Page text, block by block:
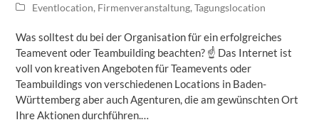
Eventlocation, Firmenveranstaltung,Tagungslocation
Was solltest du bei der Organisation für ein erfolgreiches
Teamevent oder Teambuilding beachten? ☝ Das Internet ist
voll von kreativen Angeboten für Teamevents oder
Teambuildings von verschiedenen Locations in Baden-
Württemberg aber auch Agenturen, die am gewünschten Ort
Ihre Aktionen durchführen.…